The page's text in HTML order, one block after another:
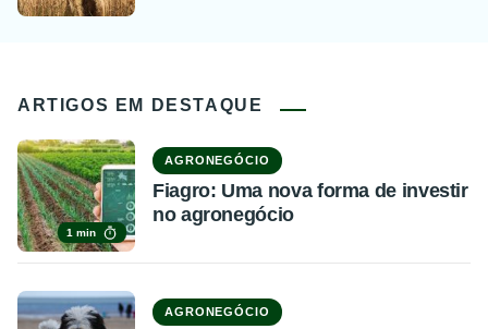
ARTIGOS EM DESTAQUE
1 min
AGRONEGÓCIO
Fiagro: Uma nova forma de investir
no agronegócio
AGRONEGÓCIO